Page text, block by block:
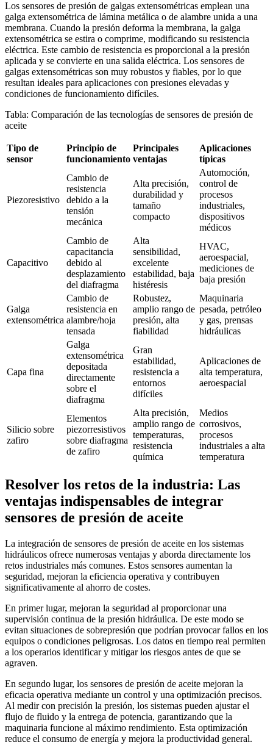
Los sensores de presión de galgas extensométricas emplean una
galga extensométrica de lámina metálica o de alambre unida a una
membrana. Cuando la presión deforma la membrana, la galga
extensométrica se estira o comprime, modificando su resistencia
eléctrica. Este cambio de resistencia es proporcional a la presión
aplicada y se convierte en una salida eléctrica. Los sensores de
galgas extensométricas son muy robustos y fiables, por lo que
resultan ideales para aplicaciones con presiones elevadas y
condiciones de funcionamiento difíciles.
Tabla: Comparación de las tecnologías de sensores de presión de
aceite
Tipo de
sensor
Principio de
funcionamiento
Principales
ventajas
Aplicaciones
típicas
Piezoresistivo
Cambio de
resistencia
debido a la
tensión
mecánica
Alta precisión,
durabilidad y
tamaño
compacto
Automoción,
control de
procesos
industriales,
dispositivos
médicos
Capacitivo
Cambio de
capacitancia
debido al
desplazamiento
del diafragma
Alta
sensibilidad,
excelente
estabilidad, baja
histéresis
HVAC,
aeroespacial,
mediciones de
baja presión
Galga
extensométrica
Cambio de
resistencia en
alambre/hoja
tensada
Robustez,
amplio rango de
presión, alta
fiabilidad
Maquinaria
pesada, petróleo
y gas, prensas
hidráulicas
Capa fina
Galga
extensométrica
depositada
directamente
sobre el
diafragma
Gran
estabilidad,
resistencia a
entornos
difíciles
Aplicaciones de
alta temperatura,
aeroespacial
Silicio sobre
zafiro
Elementos
piezorresistivos
sobre diafragma
de zafiro
Alta precisión,
amplio rango de
temperaturas,
resistencia
química
Medios
corrosivos,
procesos
industriales a alta
temperatura
Resolver los retos de la industria: Las
ventajas indispensables de integrar
sensores de presión de aceite
La integración de sensores de presión de aceite en los sistemas
hidráulicos ofrece numerosas ventajas y aborda directamente los
retos industriales más comunes. Estos sensores aumentan la
seguridad, mejoran la eficiencia operativa y contribuyen
significativamente al ahorro de costes.
En primer lugar, mejoran la seguridad al proporcionar una
supervisión continua de la presión hidráulica. De este modo se
evitan situaciones de sobrepresión que podrían provocar fallos en los
equipos o condiciones peligrosas. Los datos en tiempo real permiten
a los operarios identificar y mitigar los riesgos antes de que se
agraven.
En segundo lugar, los sensores de presión de aceite mejoran la
eficacia operativa mediante un control y una optimización precisos.
Al medir con precisión la presión, los sistemas pueden ajustar el
flujo de fluido y la entrega de potencia, garantizando que la
maquinaria funcione al máximo rendimiento. Esta optimización
reduce el consumo de energía y mejora la productividad general.